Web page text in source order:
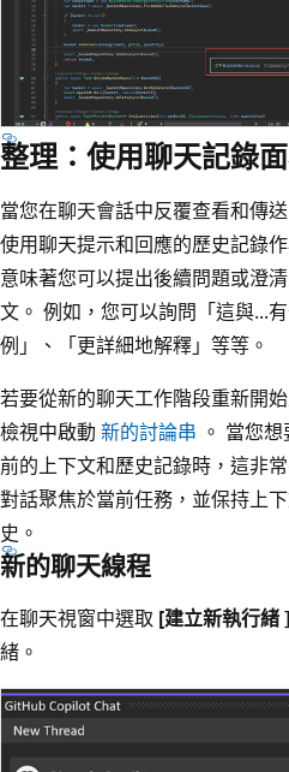
整理：使用聊天記錄
當您在聊天會話中反覆查看和傳
使用聊天提示和回應的歷史記錄
意味著您可以提出後續問題或澄
文。 例如，您可以詢問「這與...
例」、「更詳細地解釋」等等。
若要從新的聊天工作階段重新開
檢視中啟動 新的討論串 。 當您
前的上下文和歷史記錄時，這非
對話聚焦於當前任務，並保持上
史。
新的聊天線程
在聊天視窗中選取 [建立新執行緒
緒。